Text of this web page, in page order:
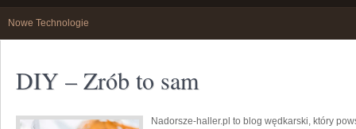
Nowe Technologie
DIY – Zrób to sam
Nadorsze-haller.pl to blog wędkarski, który